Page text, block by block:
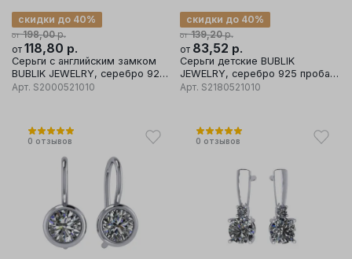
от 198,00р.
скидки до 40%
от 118,80 р.
Серьги с английским замком
BUBLIK JEWELRY, серебро 925
проба, вставка фианит
Арт. S2000521010
от 139,20р.
скидки до 40%
от 83,52 р.
Серьги детские BUBLIK
JEWELRY, серебро 925 проба,
вставка фианит
Арт. S2180521010
0 отзывов 0 отзывов